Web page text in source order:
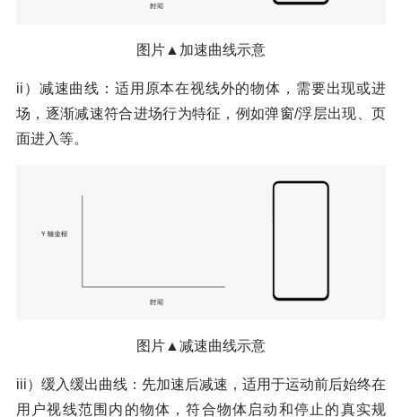
图片▲加速曲线示意
ii）减速曲线：适用原本在视线外的物体，需要出现或进
场，逐渐减速符合进场行为特征，例如弹窗/浮层出现、页
面进入等。
图片▲减速曲线示意
iii）缓入缓出曲线：先加速后减速，适用于运动前后始终在
用户视线范围内的物体，符合物体启动和停止的真实规